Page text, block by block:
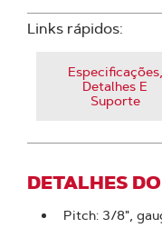
Links rápidos:
Especificações,
Detalhes E
Suporte
DETALHES
Pitch: 3/8",